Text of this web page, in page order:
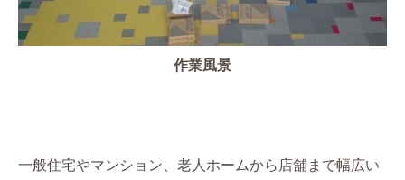
作業風景
一般住宅やマンション、老人ホームから店舗まで幅広い